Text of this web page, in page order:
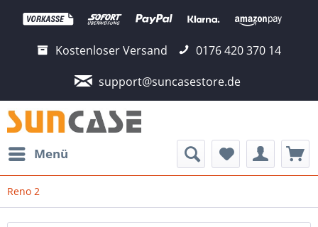
Kostenloser Versand
0176 420 370 14
support@suncasestore.de
Menü
Reno 2